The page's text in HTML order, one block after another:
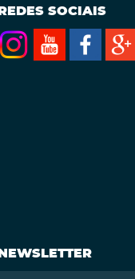
REDES SOCIAIS
NEWSLETTER